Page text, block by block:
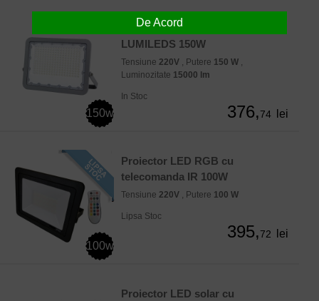
150w
Proiector LED 100lmW chip
LUMILEDS 150W
Tensiune 220V , Putere 150 W ,
Luminozitate 15000 lm
In Stoc
376,74 lei
100w
Proiector LED RGB cu
telecomanda IR 100W
Tensiune 220V , Putere 100 W
Lipsa Stoc
395,72 lei
Proiector LED solar cu
De Acord